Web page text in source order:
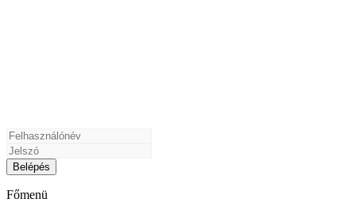
Főmenü